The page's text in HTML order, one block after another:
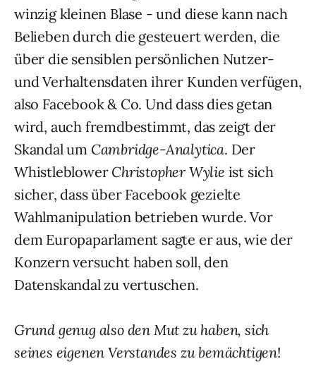
winzig kleinen Blase - und diese kann nach
Belieben durch die gesteuert werden, die
über die sensiblen persönlichen Nutzer-
und Verhaltensdaten ihrer Kunden verfügen,
also Facebook & Co. Und dass dies getan
wird, auch fremdbestimmt, das zeigt der
Skandal um Cambridge-Analytica. Der
Whistleblower Christopher Wylie ist sich
sicher, dass über Facebook gezielte
Wahlmanipulation betrieben wurde. Vor
dem Europaparlament sagte er aus, wie der
Konzern versucht haben soll, den
Datenskandal zu vertuschen.
Grund genug also den Mut zu haben, sich
seines eigenen Verstandes zu bemächtigen!